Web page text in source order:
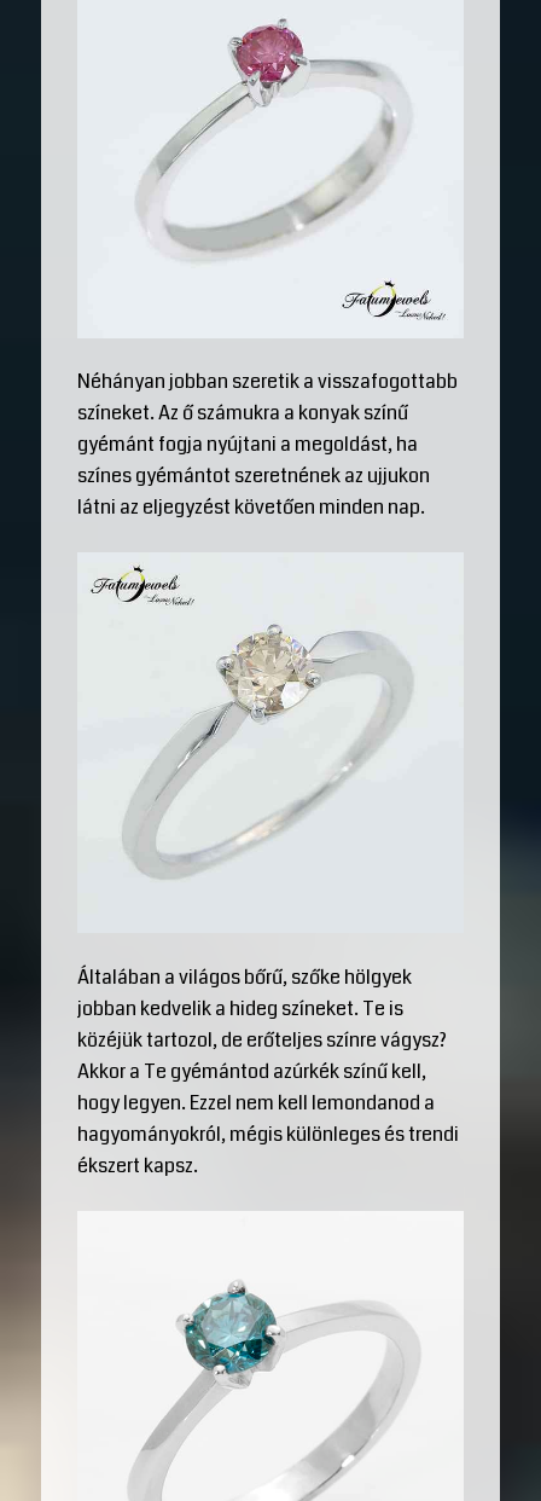
Néhányan jobban szeretik a visszafogottabb
színeket. Az ő számukra a konyak színű
gyémánt fogja nyújtani a megoldást, ha
színes gyémántot szeretnének az ujjukon
látni az eljegyzést követően minden nap.
Általában a világos bőrű, szőke hölgyek
jobban kedvelik a hideg színeket. Te is
közéjük tartozol, de erőteljes színre vágysz?
Akkor a Te gyémántod azúrkék színű kell,
hogy legyen. Ezzel nem kell lemondanod a
hagyományokról, mégis különleges és trendi
ékszert kapsz.